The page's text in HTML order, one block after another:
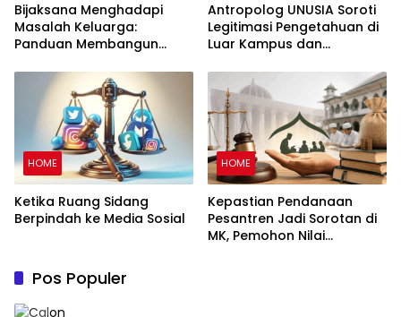
Bijaksana Menghadapi
Masalah Keluarga:
Panduan Membangun
Perspektif Islam
Antropolog UNUSIA Soroti
Legitimasi Pengetahuan di
Luar Kampus dan
HOME
Ketika Ruang Sidang
Berpindah ke Media Sosial
HOME
Kepastian Pendanaan
Pesantren Jadi Sorotan di
MK, Pemohon Nilai
Pos Populer